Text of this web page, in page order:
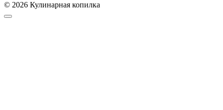
© 2026 Кулинарная копилка